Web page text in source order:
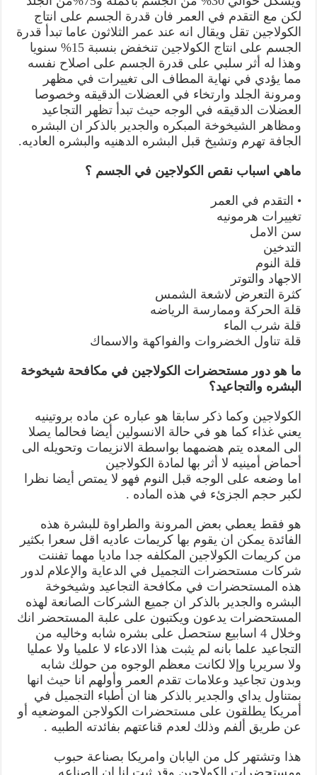
لكن مع التقدم في العمر فان قدرة الجسم على انتاج
الكولاجين تقل ويقال انه عند عمر الثلاثون عاما تبدأ قدرة
الجسم على انتاج الكولاجين تنخفض بنسبة 15% سنويا
وهذا له أثر سلبي على قدرة الجسم على اصلاح نفسه
مما يؤدي في نهاية المطاف الى تغييرات في مظهر
ومرونة الجلد وارتخاء في العضلات الدقيقه وخصوصا
العضلات الدقيقه في الوجه حيث تبدأ تظهر التجاعيد
ومظاهر الشيخوخة المبكره والجدير بالذكر ان البشره
الجافة تهرم وتشيخ قبل البشره الدهنيه والبشره العاديه.
ماهي اسباب نقص الكولاجين في الجسم ؟
• التقدم في العمر
تغييرات هرمونيه
سن الامل
التدخين
قلة النوم
الاجهاد والتوتر
كثرة التعرض لاشعة الشمس
قلة الحركة وممارسة الرياضه
قلة شرب الماء
قلة تناول الخضروات والفواكهة والاسماك
ما هو دور مستحضرات الكولاجين في مكافحة شيخوخة
البشره والتجاعيد؟
الكولاجين وكما ذكر سابقا هو عباره عن ماده بروتينيه
يعني غذاء كما هو في حالة الانسولين أيضا فحالما يصلا
الى المعده يتم هضمهما بواسطة الانزيمات وتحويله الى
أحماض أمينيه لا أثر بها لمادة الكولاجين
اما وضعه على الوجه قبل النوم فهو لا يمتص أيضا نظرا
لكبر حجم الجزئء في هذه الماده .
هو فقط يعطي بعض المرونة والطراوة للبشرة هذه
الفائدة يمكن ان يقوم بها كريمات عاديه اقل سعرا بكثير
من كريمات الكولاجين المكلفه جدا ماديا مهما تفننت
شركات مستحضرات التجميل في الدعاية والإعلام لدور
هذه المستحضرات في مكافحة التجاعيد وشيخوخة
البشره والجدير بالذكر ان جميع الشركات الصانعة لهذه
المستحضرات يدعون ويكتبون على علبة المستحضر انك
وخلال 4 اسابيع ستحصل على بشره شابه وخاليه من
التجاعيد علما بانه لم يثبت هذا الادعاء لا علميا ولا عمليا
ولا سريريا وإلا لكانت معظم الوجوه من حولك شابه
وبدون تجاعيد وعلامات تقدم العمر وأولهم انا حيث انها
بمتناول يداي والجدير بالذكر هنا ان أطباء التجميل في
أمريكا يطلقون على مستحضرات الكولاجن الموضعيه أو
عن طريق ألفم وذلك لعدم قناعتهم بفائدته الطبيه .
هذا وتشتهر كل من اليابان وامريكا بصناعة حبوب